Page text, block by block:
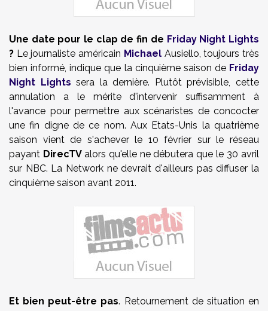
Une date pour le clap de fin de Friday Night Lights
? Le journaliste américain MichaelAusiello, toujours très
bien informé, indique que la cinquième saison de Friday
Night Lights sera la dernière. Plutôt prévisible, cette
annulation a le mérite d'intervenir suffisamment à
l'avance pour permettre aux scénaristes de concocter
une fin digne de ce nom. Aux Etats-Unis la quatrième
saison vient de s'achever le 10 février sur le réseau
payant DirecTV alors qu'elle ne débutera que le 30 avril
sur NBC. La Network ne devrait d'ailleurs pas diffuser la
cinquième saison avant 2011.
Et bien peut-être pas. Retournement de situation en